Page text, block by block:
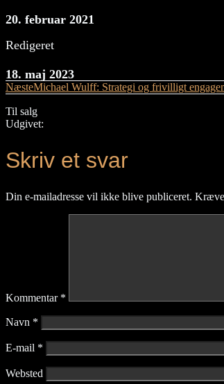
20. februar 2021
Redigeret
18. maj 2023
NæsteMichael Wulff: Strategi og frivilligt
Til salg
Udgivet:
Skriv et svar
Din e-mailadresse vil ikke blive publiceret.
Kommentar *
Navn *
E-mail *
Websted